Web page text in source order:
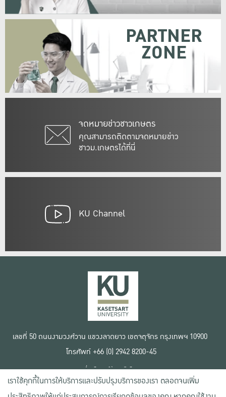
จดหมายข่าวชาวเกษตร
คุณสามารถติดตามจดหมายข่าว
ชาวม.เกษตรได้ที่นี่
PARTNER
ZONE
KU Channel
เลขที่ 50 ถนนงามวงศ์วาน แขวงลาดยาว เขตจตุจักร กรุงเทพฯ 10900
โทรศัพท์ +66 (0) 2942 8200-45
เงื่อนไขการใช้งานเว็บไซต์
ข้อตกลงด้านสิทธิ์ใช้งาน
นโยบายความเป็นส่วนตัว
เราใช้คุกกี้ในการให้บริการและปรับปรุงบริการของเรา ตลอดจนเพิ่ม